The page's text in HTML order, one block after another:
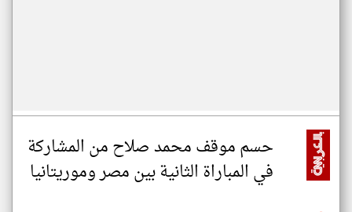
حسم موقف محمد صلاح من المشاركة
في المباراة الثانية بين مصر وموريتانيا